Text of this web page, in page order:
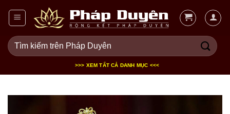
dung
Tìm
kiếm:
>>> XEM TẤT CẢ DANH MỤC <<<